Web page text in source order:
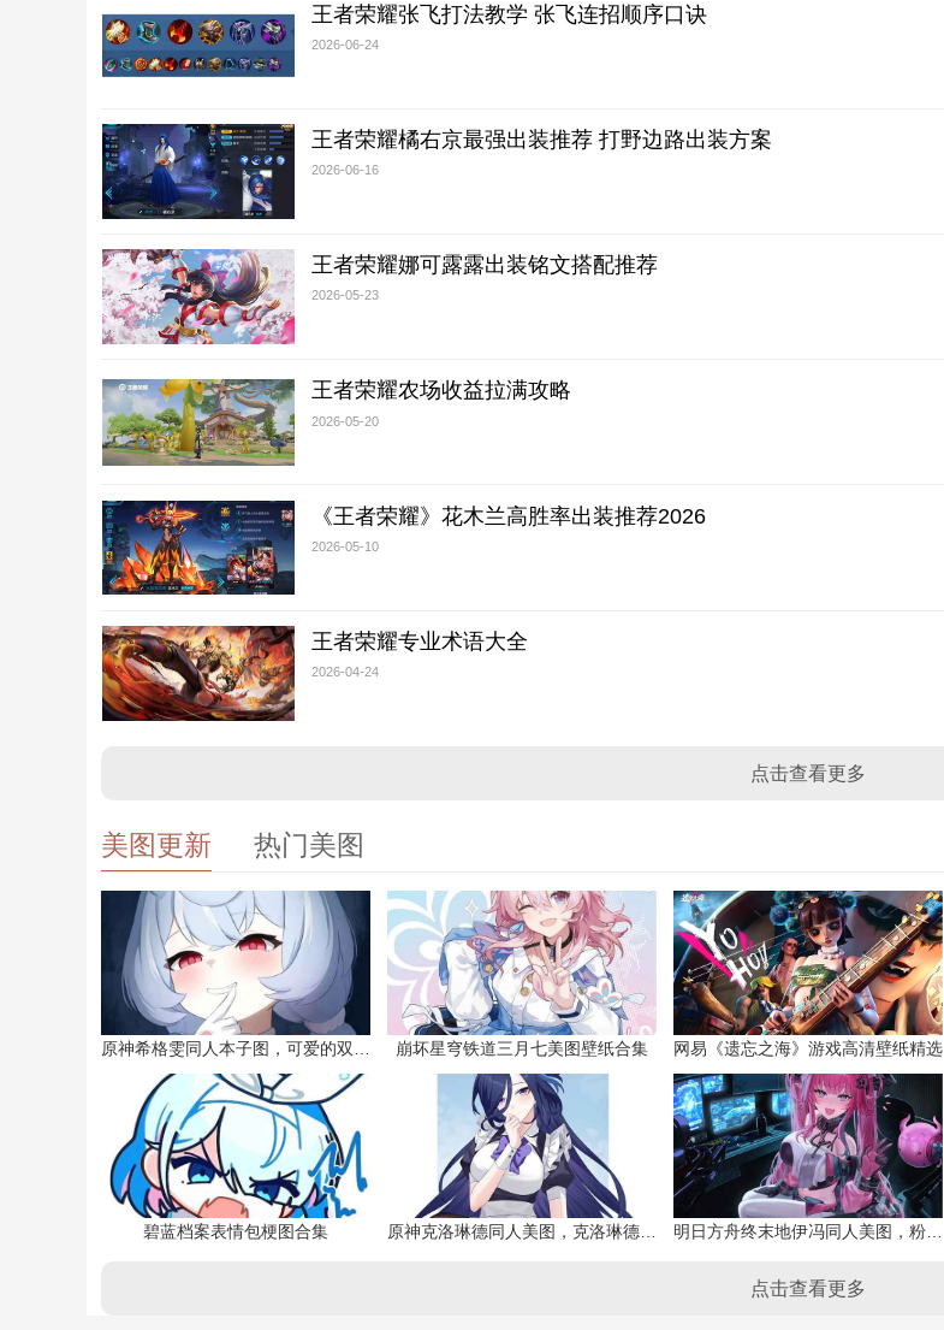
王者荣耀张飞打法教学 张飞连招顺序口诀
2026-06-24
王者荣耀橘右京最强出装推荐 打野边路出装方案
2026-06-16
王者荣耀娜可露露出装铭文搭配推荐
2026-05-23
王者荣耀农场收益拉满攻略
2026-05-20
《王者荣耀》花木兰高胜率出装推荐2026
2026-05-10
王者荣耀专业术语大全
2026-04-24
点击查看更多
美图更新 热门美图
崩坏星穹铁道三月七美图壁纸合集 网易《遗忘之海》游戏高清壁纸精选
碧蓝档案表情包梗图合集 原神克洛琳德同人美图，克洛琳德战败会怎样 明日方舟终末地伊冯同人美图，粉毛恶魔伊冯
点击查看更多